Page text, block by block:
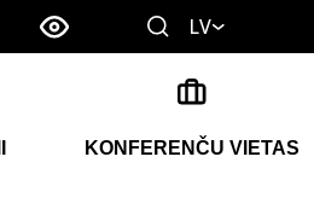
LV
KONFERENČU VIETAS